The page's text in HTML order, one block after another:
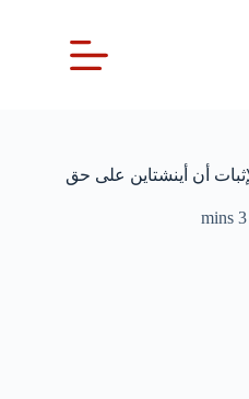
أن أينشتاين على حق
3 mins